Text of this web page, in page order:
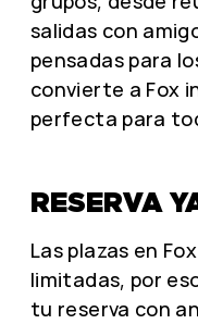
salidas con
pensadas para
convierte a Fox
perfecta para
RESERVA
Las plazas en
limitadas, por
tu reserva con